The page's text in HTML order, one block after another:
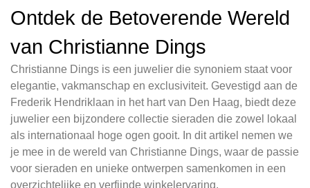
Ontdek de Betoverende Wereld
van Christianne Dings
Christianne Dings is een juwelier die synoniem staat voor
elegantie, vakmanschap en exclusiviteit. Gevestigd aan de
Frederik Hendriklaan in het hart van Den Haag, biedt deze
juwelier een bijzondere collectie sieraden die zowel lokaal
als internationaal hoge ogen gooit. In dit artikel nemen we
je mee in de wereld van Christianne Dings, waar de passie
voor sieraden en unieke ontwerpen samenkomen in een
overzichtelijke en verfijnde winkelervaring.